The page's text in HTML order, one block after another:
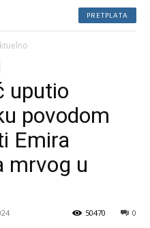
PRETPLATA
uputio
povodom
Emira
mrvog u
0
50470